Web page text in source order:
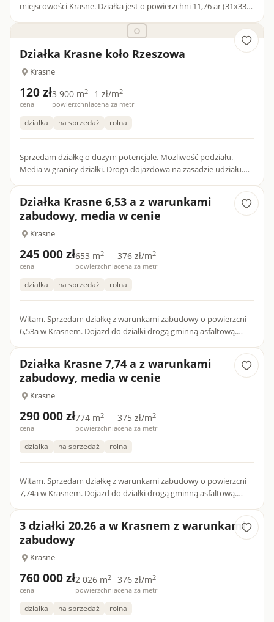
miejscowości Krasne. Działka jest o powierzchni 11,76 ar (31x33
Działka Krasne koło Rzeszowa
Krasne
120 zł
cena
3 900 m2
powierzchnia
1 zł/m2
cena za metr
działka na sprzedaż rolna
Sprzedam działkę o dużym potencjale. Możliwość podziału.
Media w granicy działki. Droga dojazdowa na zasadzie udziału.
Działka Krasne 6,53 a z warunkami
zabudowy, media w cenie
Krasne
245 000 zł
cena
653 m2
powierzchnia
376 zł/m2
cena za metr
działka na sprzedaż rolna
Witam. Sprzedam działkę z warunkami zabudowy o powierzcni
6,53a w Krasnem. Dojazd do działki drogą gminną asfaltową.
Działka Krasne 7,74 a z warunkami
zabudowy, media w cenie
Krasne
290 000 zł
cena
774 m2
powierzchnia
375 zł/m2
cena za metr
działka na sprzedaż rolna
Witam. Sprzedam działkę z warunkami zabudowy o powierzcni
7,74a w Krasnem. Dojazd do działki drogą gminną asfaltową.
3 działki 20.26 a w Krasnem z warunkami
zabudowy
Krasne
760 000 zł
cena
2 026 m2
powierzchnia
376 zł/m2
cena za metr
działka na sprzedaż rolna